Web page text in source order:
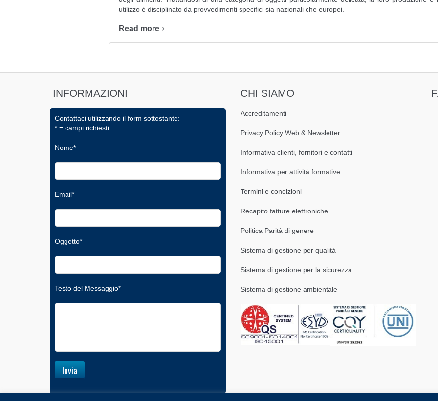
utilizzo è disciplinato da provvedimenti specifici sia nazionali che europei.
Read more
INFORMAZIONI
Contattaci utilizzando il form sottostante:
* = campi richiesti
Nome*
Email*
Oggetto*
Testo del Messaggio*
CHI SIAMO
Accreditamenti
Privacy Policy Web & Newsletter
Informativa clienti, fornitori e contatti
Informativa per attività formative
Termini e condizioni
Recapito fatture elettroniche
Politica Parità di genere
Sistema di gestione per qualità
Sistema di gestione per la sicurezza
Sistema di gestione ambientale